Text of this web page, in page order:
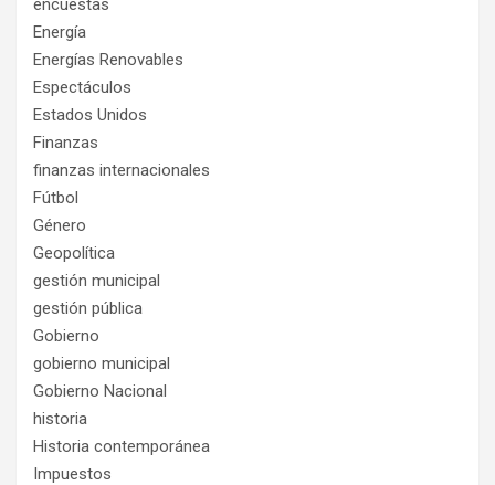
encuestas
Energía
Energías Renovables
Espectáculos
Estados Unidos
Finanzas
finanzas internacionales
Fútbol
Género
Geopolítica
gestión municipal
gestión pública
Gobierno
gobierno municipal
Gobierno Nacional
historia
Historia contemporánea
Impuestos